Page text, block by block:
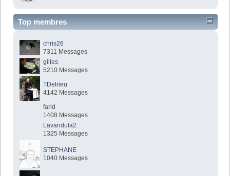
Top membres
chris26
7311 Messages
gilles
5210 Messages
TDelrieu
4142 Messages
farid
1408 Messages
Lavandula2
1325 Messages
STEPHANE
1040 Messages